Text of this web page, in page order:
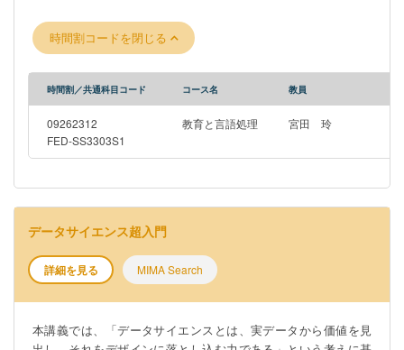
の伝達を可能にする記号・言語・文書のあり方とはどのような
ものか、という基本的な問いに随時立ち戻りながら授業を進め
時間割コードを閉じる
時間割／共通科目コード コース名 教員
09262312
FED-SS3303S1
教育と言語処理 宮田 玲
データサイエンス超入門
詳細を見る MIMA Search
本講義では、「データサイエンスとは、実データから価値を見